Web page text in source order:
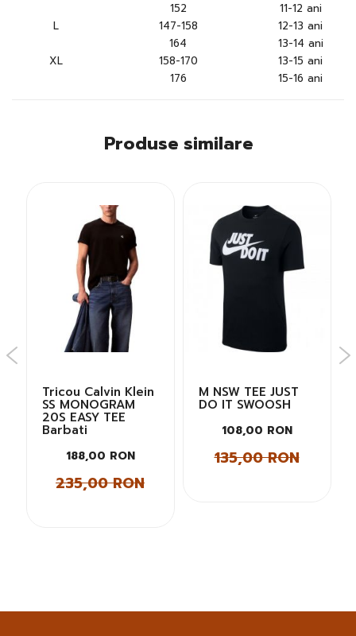
152
11-12 ani
L
147-158
12-13 ani
164
13-14 ani
XL
158-170
13-15 ani
176
15-16 ani
Produse similare
Tricou Calvin Klein
SS MONOGRAM
20S EASY TEE
Barbati
188,00 RON
235,00 RON
M NSW TEE JUST
DO IT SWOOSH
108,00 RON
135,00 RON